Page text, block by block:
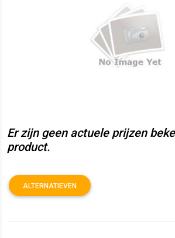
Er zijn geen actuele prijzen
product.
ALTERNATIEVEN